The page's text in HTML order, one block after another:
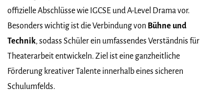
offizielle Abschlüsse wie IGCSE und A-Level Drama vor.
Besonders wichtig ist die Verbindung von Bühne und
Technik, sodass Schüler ein umfassendes Verständnis für
Theaterarbeit entwickeln. Ziel ist eine ganzheitliche
Förderung kreativer Talente innerhalb eines sicheren
Schulumfelds.